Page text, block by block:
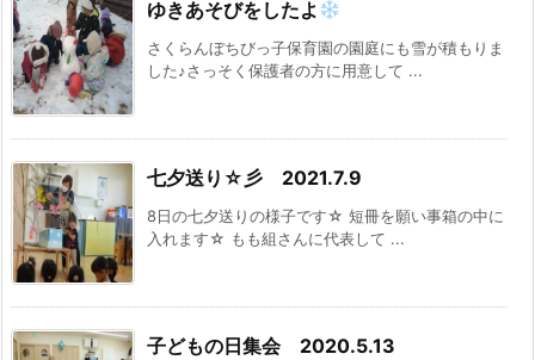
ゆきあそびをしたよ
さくらんぼちびっ子保育園の園庭にも雪が積もりま
した♪さっそく保護者の方に用意して ...
七夕送り☆彡 2021.7.9
8日の七夕送りの様子です☆ 短冊を願い事箱の中に
入れます☆ もも組さんに代表して ...
子どもの日集会 2020.5.13